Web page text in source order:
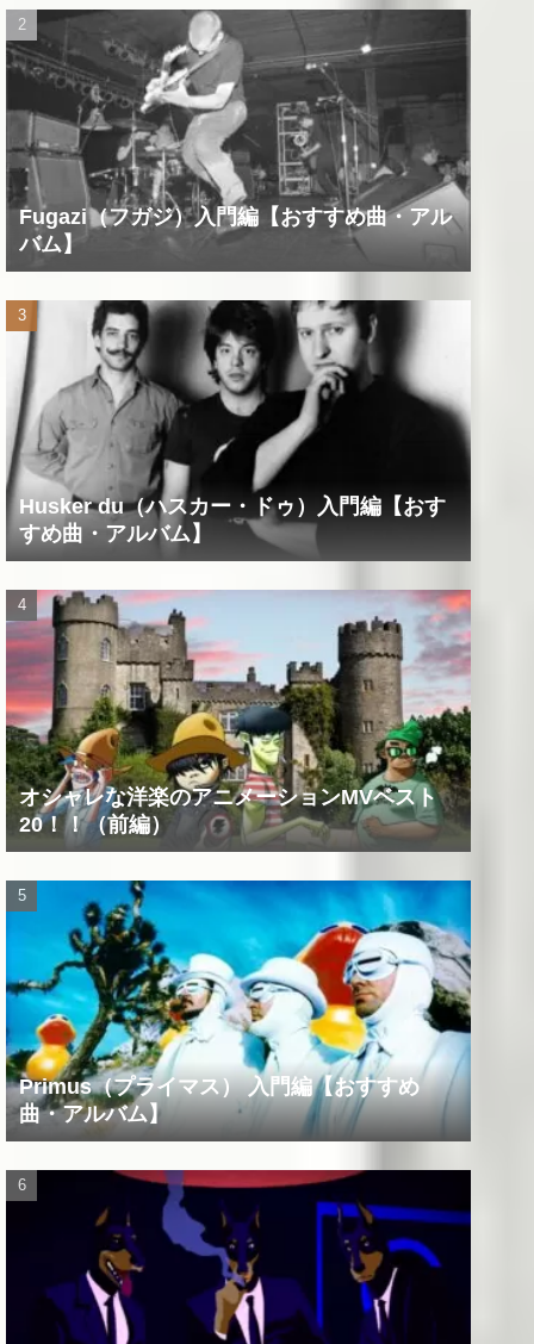
Fugazi（フガジ）入門編【おすすめ曲・アル
バム】
Husker du（ハスカー・ドゥ）入門編【おす
すめ曲・アルバム】
オシャレな洋楽のアニメーションMVベスト
20！！（前編）
Primus（プライマス） 入門編【おすすめ
曲・アルバム】